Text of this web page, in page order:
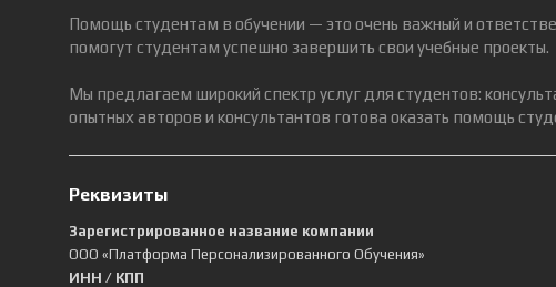
Помощь студентам в обучении — это очень важный и
помогут студентам успешно завершить свои учебные проекты.
Мы предлагаем широкий спектр услуг для студентов:
опытных авторов и консультантов готова оказать помощь
Реквизиты
Зарегистрированное название компании
ООО «Платформа Персонализированного Обучения»
ИНН / КПП